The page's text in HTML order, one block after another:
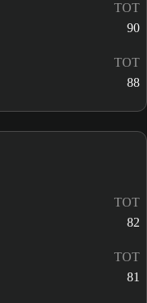
TOT
90
TOT
88
TOT
82
TOT
81